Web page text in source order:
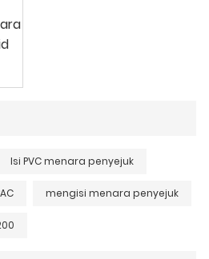
Isi PVC menara penyejuk
mengisi menara penyejuk